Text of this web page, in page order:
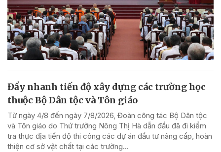
Đẩy nhanh tiến độ xây dựng các trường học
thuộc Bộ Dân tộc và Tôn giáo
Từ ngày 4/8 đến ngày 7/8/2026, Đoàn công tác Bộ Dân tộc
và Tôn giáo do Thứ trưởng Nông Thị Hà dẫn đầu đã đi kiểm
tra thực địa tiến độ thi công các dự án đầu tư nâng cấp, hoàn
thiện cơ sở vật chất tại các trường...